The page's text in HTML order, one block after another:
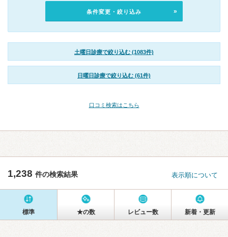
条件変更・絞り込み
土曜日診療で絞り込む (1083件)
日曜日診療で絞り込む (61件)
口コミ検索はこちら
1,238 件の検索結果 表示順について
標準 ★の数 レビュー数 新着・更新